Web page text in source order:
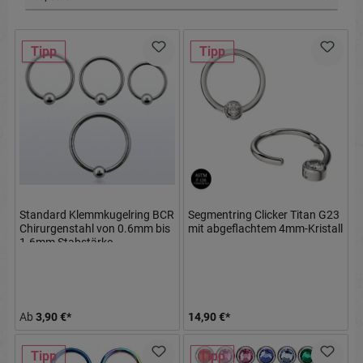
Tipp
Standard Klemmkugelring BCR
Chirurgenstahl von 0.6mm bis
1.6mm Stabstärke
Ab 3,90 €*
Tipp
Segmentring Clicker Titan G23
mit abgeflachtem 4mm-Kristall
14,90 €*
Tipp Tipp